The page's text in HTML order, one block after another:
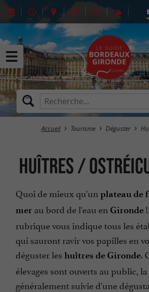
Accueil Tourisme Déguster
Huîtres /
Quoi de mieux qu'un plateau de
mer au bord de l'eau en Gironde
rubrique vous indique tous les
qui sauront ravir vos papilles en
déguster les huîtres de Gironde.
élevages sont ouverts au public,
généralement suivie d'une